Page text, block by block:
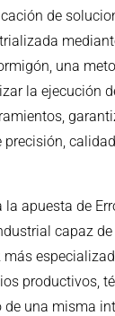
de
una
la ejecución
precisión,
apuesta de
capaz
productivos,
una misma